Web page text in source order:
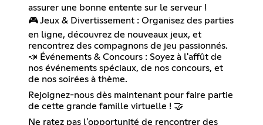
assurer une bonne entente sur le serveur !
🎮 Jeux & Divertissement : Organisez des parties
en ligne, découvrez de nouveaux jeux, et
rencontrez des compagnons de jeu passionnés.
📣 Événements & Concours : Soyez à l'affût de
nos événements spéciaux, de nos concours, et
de nos soirées à thème.
Rejoignez-nous dès maintenant pour faire partie
de cette grande famille virtuelle ! 🤝
Ne ratez pas l'opportunité de rencontrer des